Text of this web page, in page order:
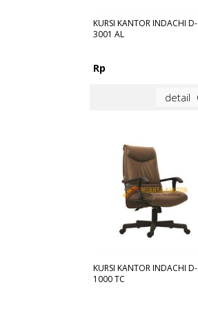
KURSI KANTOR INDACHI D-
3001 AL
Rp
detail
KURSI KANTOR INDACHI D-
1000 TC